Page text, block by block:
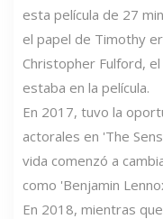
esta película de 27
el papel de Timothy
Christopher Fulford,
estaba en la película.
En 2017, tuvo la
actorales en 'The
vida comenzó a
como 'Benjamin
En 2018, mientras